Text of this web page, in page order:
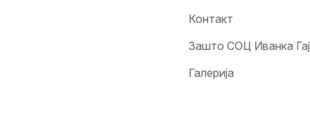
Контакт
Зашто СОЦ Иванка
Галерија